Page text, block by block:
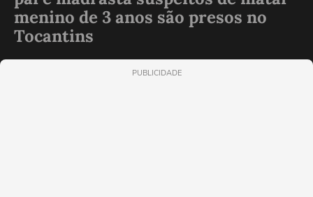
menino de 3 anos são presos no
Tocantins
PUBLICIDADE